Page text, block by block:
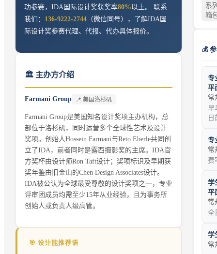
功参赛， IDA国际设计奖获奖率80%以上。 联系
我们： 136-9222-2744 （微信同号），了解IDA国
际设计奖参赛代理、代报、代办具体报价。
🏛️ 主办方介绍
Farmani Group 📍 美国洛杉矶
Farmani Group是美国知名设计奖项主办机构，总
部位于洛杉矶，同时运营多个全球性艺术及设计
奖项。创始人Hossein Farmani与Reto Eberle共同创
立了IDA，前者同时是露西摄影奖的主席。IDA官
方奖杯由设计师Ron Taft设计；奖项标识及早期获
奖年鉴由旧金山的Chen Design Associates设计。
IDA被公认为全球最受尊敬的设计奖项之一，专业
评审团成员均需至少15年从业经验，且为事务所
创始人或负责人级高管。
🎯 设计能推荐语
系
箱
💰
专
平
常
早
日
专
常
费
学
平
常
全
学
常